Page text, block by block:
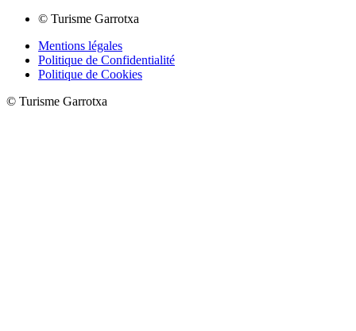
© Turisme Garrotxa
Mentions légales
Politique de Confidentialité
Politique de Cookies
© Turisme Garrotxa